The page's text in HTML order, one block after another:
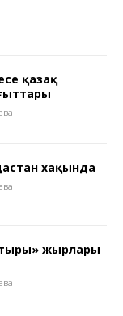
қазақ
хақында
жырлары